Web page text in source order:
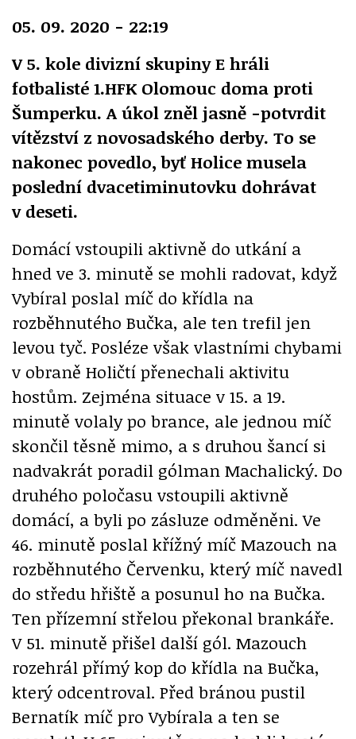
05. 09. 2020 - 22:19
V 5. kole divizní skupiny E hráli
fotbalisté 1.HFK Olomouc doma proti
Šumperku. A úkol zněl jasně -potvrdit
vítězství z novosadského derby. To se
nakonec povedlo, byť Holice musela
poslední dvacetiminutovku dohrávat
v deseti.
Domácí vstoupili aktivně do utkání a
hned ve 3. minutě se mohli radovat, když
Vybíral poslal míč do křídla na
rozběhnutého Bučka, ale ten trefil jen
levou tyč. Posléze však vlastními chybami
v obraně Holičtí přenechali aktivitu
hostům. Zejména situace v 15. a 19.
minutě volaly po brance, ale jednou míč
skončil těsně mimo, a s druhou šancí si
nadvakrát poradil gólman Machalický. Do
druhého poločasu vstoupili aktivně
domácí, a byli po zásluze odměněni. Ve
46. minutě poslal křížný míč Mazouch na
rozběhnutého Červenku, který míč navedl
do středu hřiště a posunul ho na Bučka.
Ten přízemní střelou překonal brankáře.
V 51. minutě přišel další gól. Mazouch
rozehrál přímý kop do křídla na Bučka,
který odcentroval. Před bránou pustil
Bernatík míč pro Vybírala a ten se